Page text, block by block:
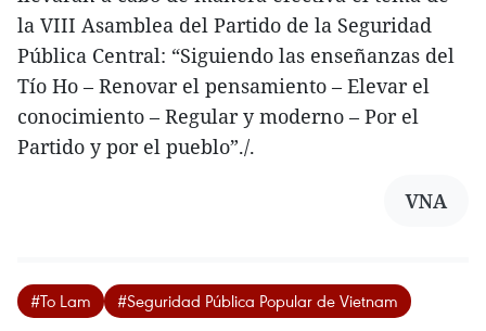
la VIII Asamblea del Partido de la Seguridad
Pública Central: “Siguiendo las enseñanzas del
Tío Ho – Renovar el pensamiento – Elevar el
conocimiento – Regular y moderno – Por el
Partido y por el pueblo”./.
VNA
#To Lam #Seguridad Pública Popular de Vietnam